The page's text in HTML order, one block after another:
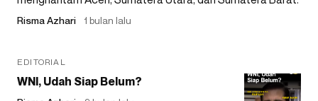
Risma Azhari 1 bulan lalu
EDITORIAL
WNI, Udah Siap Belum?